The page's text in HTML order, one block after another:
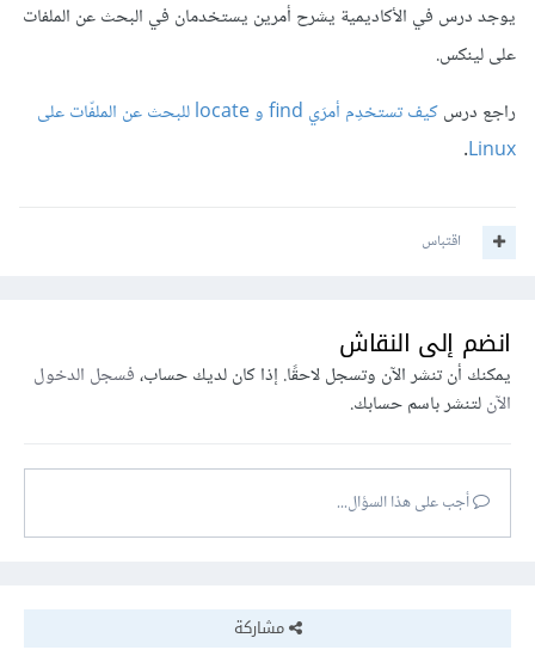
يوجد درس في الأكاديمية يشرح أمرين يستخدمان في البحث عن الملفات
على لينكس.
راجع درس
كيف تستخدِم أمرَي find و locate للبحث عن الملفّات على
Linux
.
اقتباس
انضم إلى النقاش
يمكنك أن تنشر الآن وتسجل لاحقًا. إذا كان لديك حساب،فسجل الدخول
الآنلتنشر باسم حسابك.
أجب على هذا السؤال...
مشاركة